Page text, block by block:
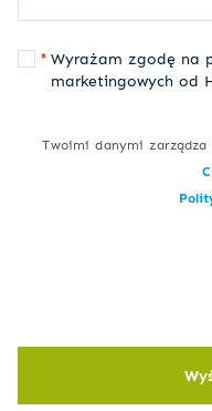
Wyrażam zgodę na
marketingowych od
Twoimi danymi